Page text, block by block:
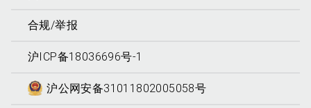
合规/举报
沪ICP备18036696号-1
沪公网安备31011802005058号